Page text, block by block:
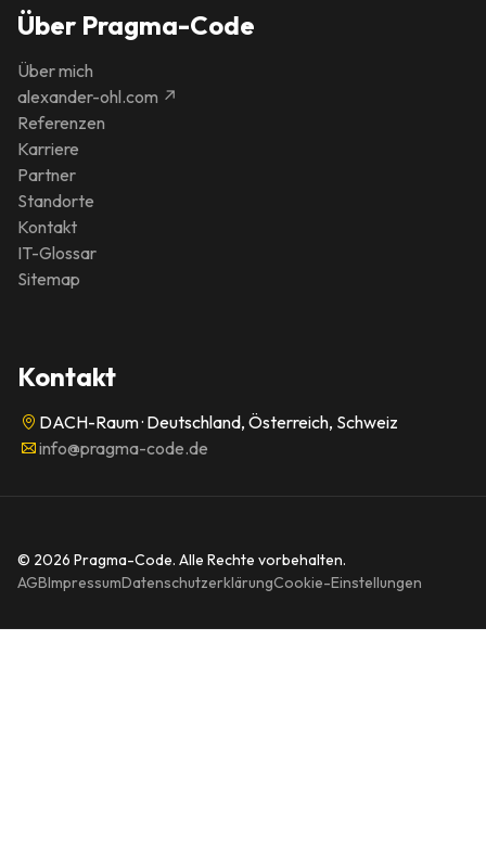
Über Pragma-Code
Über mich
alexander-ohl.com ↗
Referenzen
Karriere
Partner
Standorte
Kontakt
IT-Glossar
Sitemap
Kontakt
DACH-Raum · Deutschland, Österreich, Schweiz
info@pragma-code.de
© 2026 Pragma-Code. Alle Rechte vorbehalten.
AGBImpressumDatenschutzerklärungCookie-Einstellungen